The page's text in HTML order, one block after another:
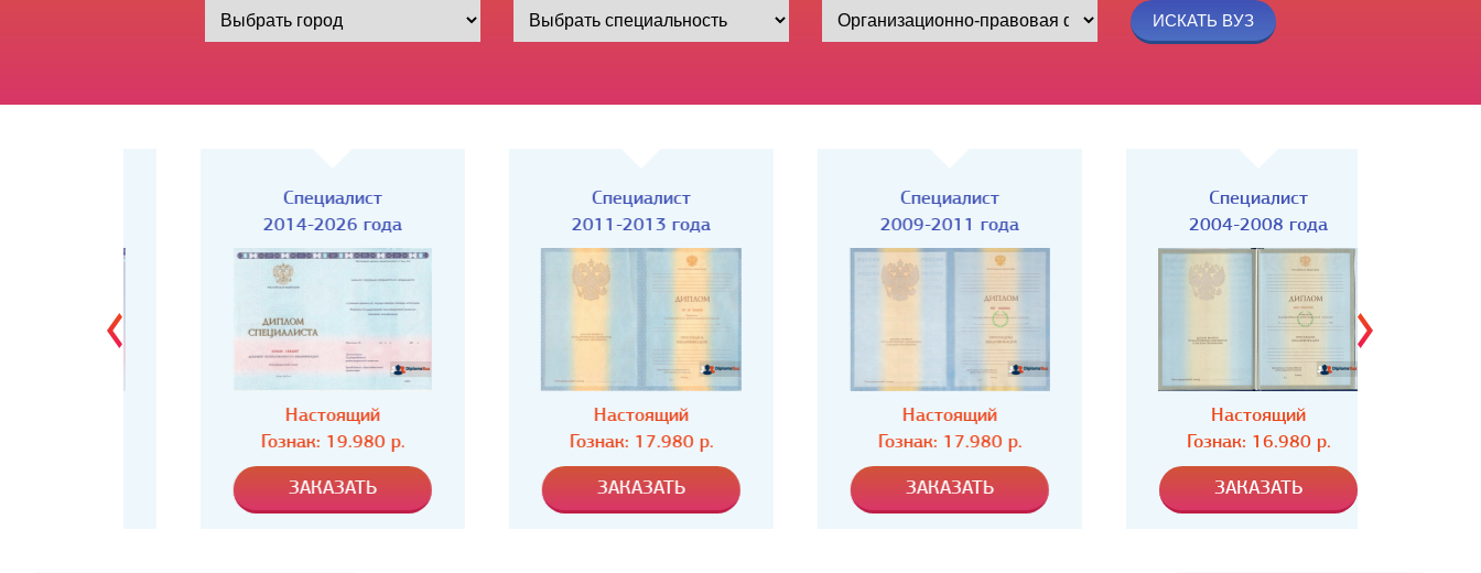
Специалист
2014-2026 года
Настоящий
Гознак: 19.980 р.
Специалист
2011-2013 года
Настоящий
Гознак: 17.980 р.
Специалист
2009-2011 года
Настоящий
Гознак: 17.980 р.
Специалист
2004-2008 года
Настоящий
Гознак: 16.980 р.